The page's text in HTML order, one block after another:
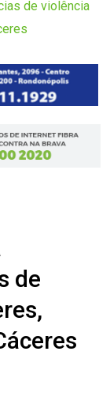
de violência
de